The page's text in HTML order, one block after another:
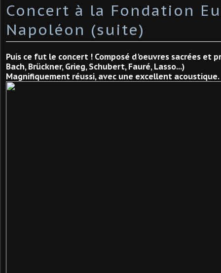
Concert à la Fondation
Napoléon (suite)
Puis ce fut le concert ! Composé d'oeuvres sacrées et
Bach, Brückner, Grieg, Schubert, Fauré, Lasso...)
Magnifiquement réussi, avec une excellent acoustique.